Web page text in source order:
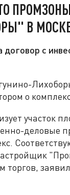
В
с
о
участок
деловые
торгов,